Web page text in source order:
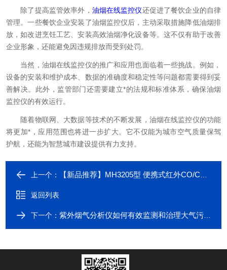
除了提高监管效率外， 油烟在线监控仪还促进了餐饮企业的自律
管理。一些餐饮企业安装了油烟监控仪后，主动采取措施降低油烟排
放，如改进烹饪工艺、安装高效油烟净化设备等。这不仅有助于改善
企业形象，还能避免因违规排放而受到处罚。
当然，油烟在线监控仪的推广和应用也面临着一些挑战。例如，
设备的安装和维护成本、数据的准确度和稳定性等问题都需要得到妥
善解决。此外，监管部门还需要建立*的法规和标准体系，确保油烟
监控仪的有效运行。
随着物联网、大数据等技术的不断发展，油烟在线监控仪的功能
将更加*，应用范围也将进一步扩大。它不仅能为城市空气质量保驾
护航，还能为智慧城市建设提供有力支持。
上一个： 【新品推荐】MH3205型 便携式红外CO/CO2分析仪
返回列表
下一个：紫外烟气分析仪如何有效监测和治理大气污染？